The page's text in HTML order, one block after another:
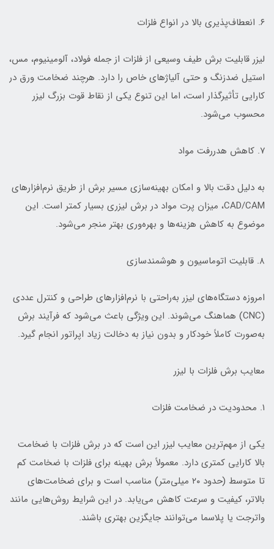
۶. انعطاف‌پذیری بالا در انواع فلزات
لیزر قابلیت برش طیف وسیعی از فلزات از جمله فولاد، آلومینیوم، مس،
استیل ضدزنگ و حتی آلیاژهای خاص را دارد. هرچند ضخامت ورق در
کارایی تأثیرگذار است، اما این تنوع یکی از نقاط قوت بزرگ لیزر
محسوب می‌شود.
۷. کاهش هدررفت مواد
به دلیل دقت بالا و امکان بهینه‌سازی مسیر برش از طریق نرم‌افزارهای
CAD/CAM، میزان پرت مواد در برش لیزری بسیار کمتر است. این
موضوع به کاهش هزینه‌ها و بهره‌وری بهتر منجر می‌شود.
۸. قابلیت اتوماسیون و هوشمندسازی
امروزه دستگاه‌های لیزر به‌راحتی با نرم‌افزارهای طراحی و کنترل عددی
(CNC) هماهنگ می‌شوند. این ویژگی باعث می‌شود که فرآیند برش
به‌صورت کاملاً خودکار و بدون نیاز به دخالت زیاد اپراتور انجام گیرد.
معایب برش فلزات با لیزر
۱. محدودیت در ضخامت فلزات
یکی از مهم‌ترین معایب لیزر این است که در برش فلزات با ضخامت
بالا کارایی کمتری دارد. معمولاً برش بهینه برای فلزات با ضخامت کم
تا متوسط (حدود ۲۰ میلی‌متر) مناسب است و برای ضخامت‌های
بالاتر، کیفیت و سرعت کاهش می‌یابد. در این شرایط روش‌هایی مانند
واترجت یا پلاسما می‌توانند جایگزین بهتری باشند.